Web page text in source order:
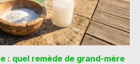
: quel remède de grand-mère